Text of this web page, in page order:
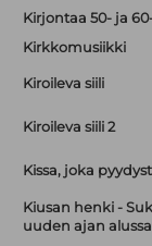
Kirjontaa 50- ja
Kirkkomusiikki
Kiroileva siili
Kiroileva siili 2
Kissa, joka
Kiusan henki -
uuden ajan alussa